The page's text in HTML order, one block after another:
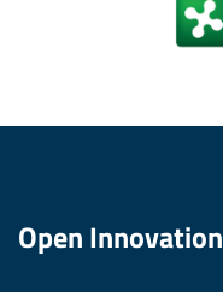
Open Innovation